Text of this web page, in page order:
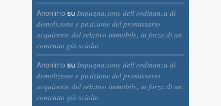
Anonimosu Impugnazione dell’ordinanza di
demolizione e posizione del promissario
acquirente del relativo immobile, in forza di un
contratto già sciolto
Anonimosu Impugnazione dell’ordinanza di
demolizione e posizione del promissario
acquirente del relativo immobile, in forza di un
contratto già sciolto